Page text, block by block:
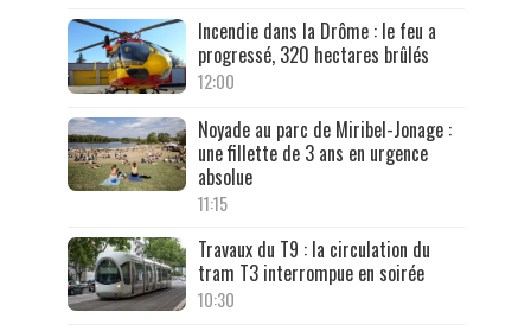
Incendie dans la Drôme : le feu a
progressé, 320 hectares brûlés
12:00
Noyade au parc de Miribel-Jonage :
une fillette de 3 ans en urgence
absolue
11:15
Travaux du T9 : la circulation du
tram T3 interrompue en soirée
10:30